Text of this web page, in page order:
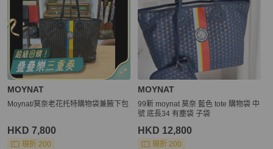
MOYNAT
Moynat/莫奈老花托特購物袋兼腋下包
HKD 7,800
現折 200
MOYNAT
99新 moynat 莫奈 藍色 tote 購物袋 中
號 底長34 有塵袋 子袋
HKD 12,800
現折 200